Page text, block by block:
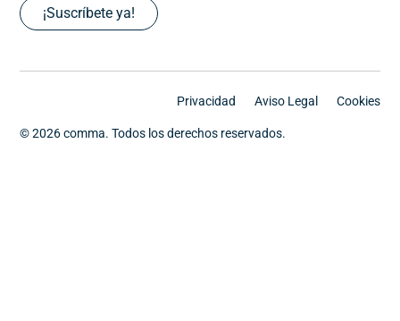
¡Suscríbete ya!
© 2026 comma. Todos los derechos reservados.
Privacidad Aviso Legal Cookies